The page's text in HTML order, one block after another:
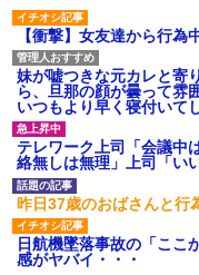
の？ｗｗ」「逆に超安い」
私「ちょっと、人の家
触らないでよ！」キチママ
こに金庫があったから、
みようとしただけ☆』義
は出てけ！二度と来るな
果・・・
私「初めて飲む味だけど
のお茶？」彼「ちっ！」
【GIF】JSのカンチョー
タ
後続車にクラクションを
され彼氏が逆切れ。「何ク
ション鳴らしてんだ！降
いよ！」と怒鳴りだし...
【衝撃】女友達から行
妹が嘘つきな元カレと寄
ら、旦那の顔が曇って雰
いつもより早く寝付い
テレワーク上司「会議中
絡無しは無理」上司「い
昨日37歳のおばさんと行
日航機墜落事故の「ここ
感がヤバイ・・・